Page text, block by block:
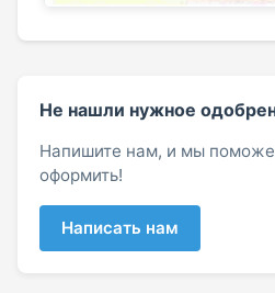
Не нашли нужное
Напишите нам, и мы
оформить!
Написать нам